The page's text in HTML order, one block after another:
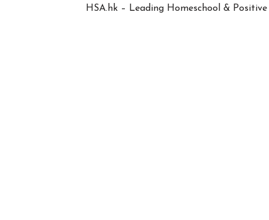
HSA.hk – Leading Homeschool &